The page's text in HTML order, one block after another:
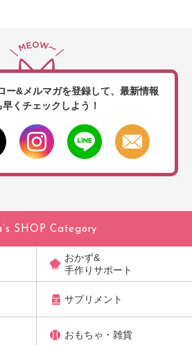
&メルマガを登録して、 最新情報
早くチェックしよう！
SHOP Category
おかず&
手作りサポート
サプリメント
おもちゃ・雑貨